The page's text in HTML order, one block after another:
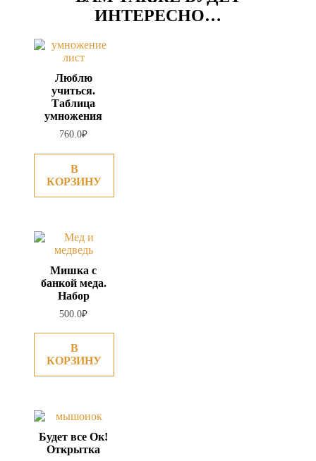
ИНТЕРЕСНО…
Люблю
учиться.
Таблица
умножения
760.0₽
В
КОРЗИНУ
Мишка с
банкой меда.
Набор
500.0₽
В
КОРЗИНУ
Будет все Ок!
Открытка